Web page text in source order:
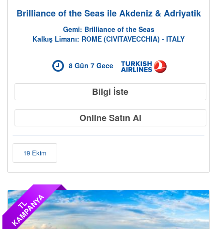
Brilliance of the Seas ile Akdeniz & Adriyatik
Gemi: Brilliance of the Seas
Kalkış Limanı: ROME (CIVITAVECCHIA) - ITALY
8 Gün 7 Gece
Bilgi İste
Online Satın Al
19 Ekim
T
L
K
A
M
P
A
N
Y
A